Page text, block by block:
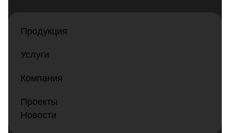
Продукция
Услуги
Компания
Проекты
Новости